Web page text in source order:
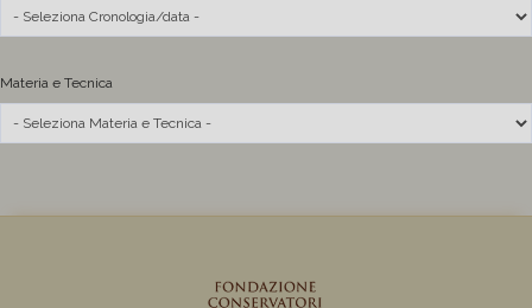
Materia e Tecnica